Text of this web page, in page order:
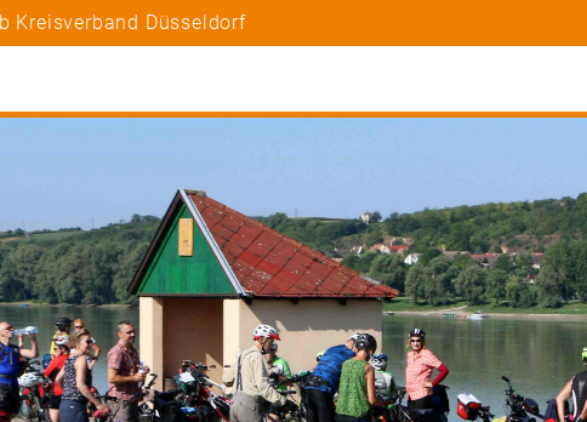
Kreisverband Düsseldorf